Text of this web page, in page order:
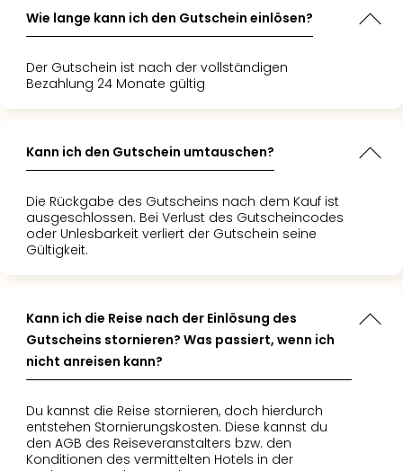
Wie lange kann ich den Gutschein einlösen?
Der Gutschein ist nach der vollständigen
Bezahlung 24 Monate gültig
Kann ich den Gutschein umtauschen?
Die Rückgabe des Gutscheins nach dem Kauf ist
ausgeschlossen. Bei Verlust des Gutscheincodes
oder Unlesbarkeit verliert der Gutschein seine
Gültigkeit.
Kann ich die Reise nach der Einlösung des
Gutscheins stornieren? Was passiert, wenn ich
nicht anreisen kann?
Du kannst die Reise stornieren, doch hierdurch
entstehen Stornierungskosten. Diese kannst du
den AGB des Reiseveranstalters bzw. den
Konditionen des vermittelten Hotels in der